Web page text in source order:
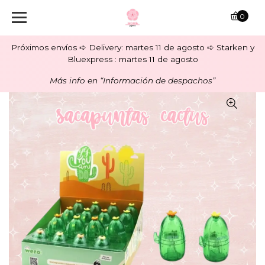
Próximos envíos ➪ Delivery: martes 11 de agosto ➪ Starken y
Bluexpress : martes 11 de agosto
Más info en “Información de despachos”
0